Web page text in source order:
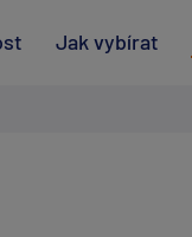
Jak vybírat